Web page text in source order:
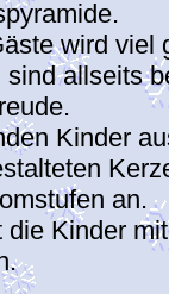
wird viel
allseits
Kinder
an.
Kinder